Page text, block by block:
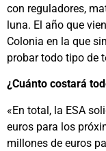
con reguladores,
luna. El año que
Colonia en la que
probar todo tipo de
¿Cuánto costará
«En total, la ESA
euros para los
millones de euros